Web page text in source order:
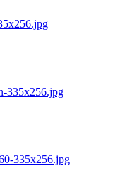
335x256.jpg
335x256.jpg